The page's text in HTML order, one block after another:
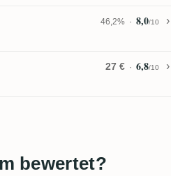
46,2% 8,0/10
27 € 6,8/10
bewertet?